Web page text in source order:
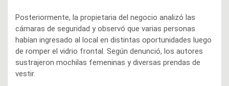
Posteriormente, la propietaria del negocio analizó las
cámaras de seguridad y observó que varias personas
habían ingresado al local en distintas oportunidades luego
de romper el vidrio frontal. Según denunció, los autores
sustrajeron mochilas femeninas y diversas prendas de
vestir.